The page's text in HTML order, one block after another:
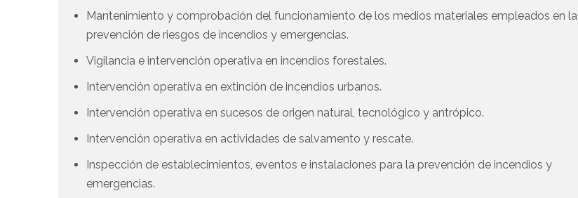
Mantenimiento y comprobación del funcionamiento de los medios materiales empleados en la
prevención de riesgos de incendios y emergencias.
Vigilancia e intervención operativa en incendios forestales.
Intervención operativa en extinción de incendios urbanos.
Intervención operativa en sucesos de origen natural, tecnológico y antrópico.
Intervención operativa en actividades de salvamento y rescate.
Inspección de establecimientos, eventos e instalaciones para la prevención de incendios y
emergencias.